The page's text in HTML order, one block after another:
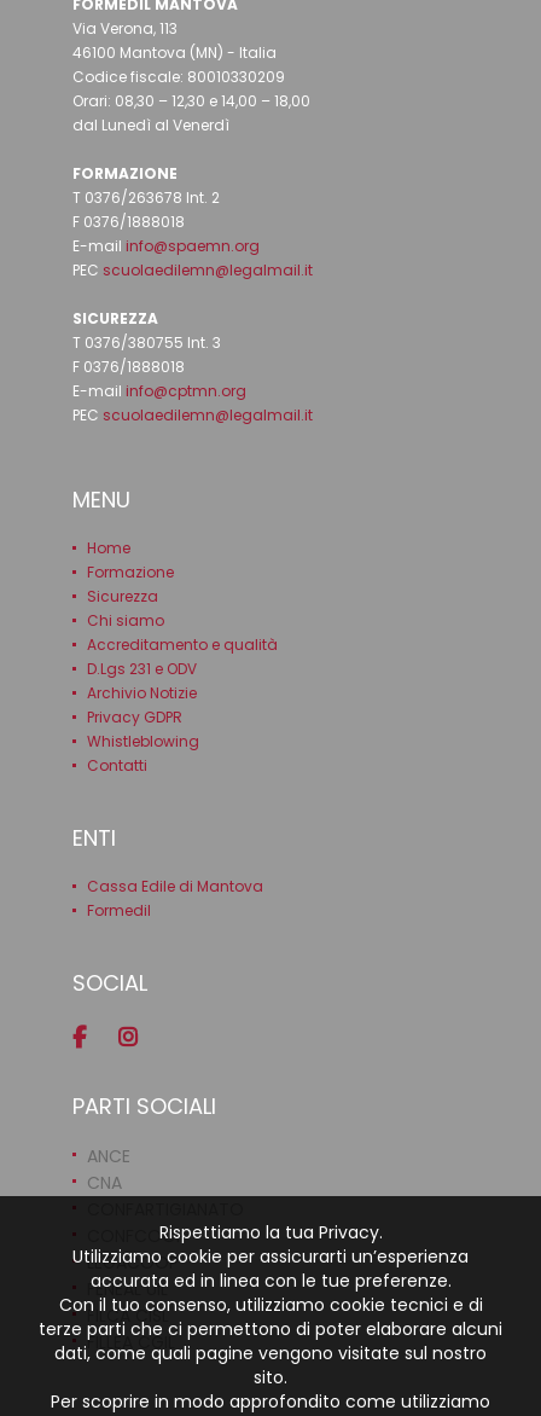
FORMEDIL MANTOVA
Via Verona, 113
46100 Mantova (MN) - Italia
Codice fiscale: 80010330209
Orari: 08,30 – 12,30 e 14,00 – 18,00
dal Lunedì al Venerdì
FORMAZIONE
T 0376/263678 Int. 2
F 0376/1888018
E-mail info@spaemn.org
PEC scuolaedilemn@legalmail.it
SICUREZZA
T 0376/380755 Int. 3
F 0376/1888018
E-mail info@cptmn.org
PEC scuolaedilemn@legalmail.it
MENU
Home
Formazione
Sicurezza
Chi siamo
Accreditamento e qualità
D.Lgs 231 e ODV
Archivio Notizie
Privacy GDPR
Whistleblowing
Contatti
ENTI
Cassa Edile di Mantova
Formedil
SOCIAL
PARTI SOCIALI
ANCE
CNA
CONFCOOP
LEGACOOP
FENEAL UIL
FILCA CISL
FILLEA CGIL
Rispettiamo la tua Privacy.
Utilizziamo cookie per assicurarti un’esperienza
accurata ed in linea con le tue preferenze.
Con il tuo consenso, utilizziamo cookie tecnici e di
terze parti che ci permettono di poter elaborare alcuni
dati, come quali pagine vengono visitate sul nostro
sito.
Per scoprire in modo approfondito come utilizziamo